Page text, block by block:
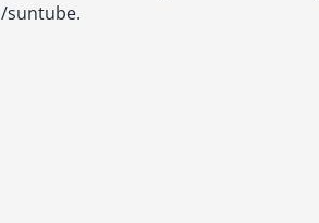
suntube.